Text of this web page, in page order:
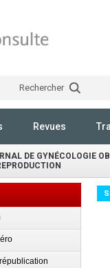
Rechercher
Revues
DE GYNÉCOLOGIE